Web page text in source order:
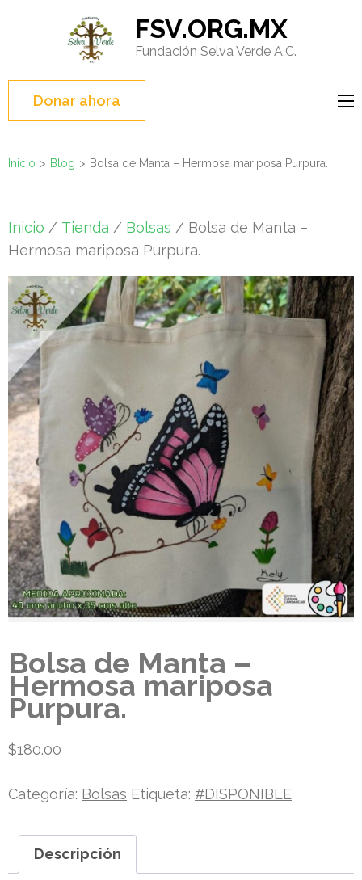
(presione
Entrar)
FSV.ORG.MX
Fundación Selva Verde A.C.
Donar ahora
Inicio > Blog > Bolsa de Manta – Hermosa mariposa Purpura.
Inicio / Tienda / Bolsas / Bolsa de Manta –
Hermosa mariposa Purpura.
Bolsa de Manta –
Hermosa mariposa
Purpura.
$180.00
Categoría: Bolsas Etiqueta: #DISPONIBLE
Descripción